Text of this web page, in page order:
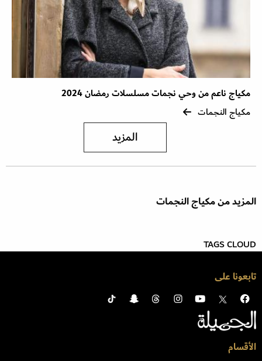
مكياج ناعم من وحي نجمات مسلسلات رمضان 2024
مكياج النجمات
المزيد
المزيد من مكياج النجمات
TAGS CLOUD
تابعونا على
الأقسام